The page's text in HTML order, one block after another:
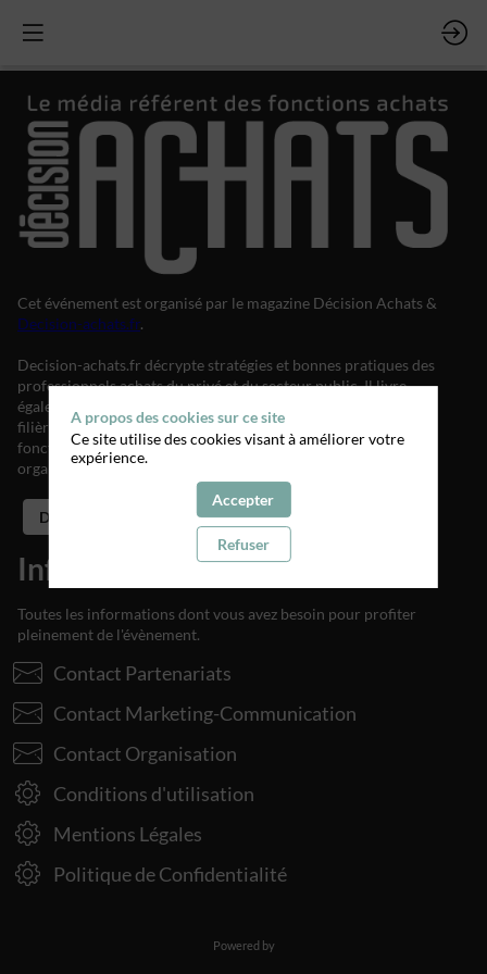
Cet événement est organisé par le magazine Décision Achats &
Decision-achats.fr.
Decision-achats.fr décrypte stratégies et bonnes pratiques des
professionnels achats du privé et du secteur public. Il livre
également les dernières tendances, études, innovations de la
filière et vous donne l’ensemble des clés pour valoriser la
fonction et sa performance dans votre entreprise ou votre
organisation.
Découvrir le site média
Informations Pratiques
Toutes les informations dont vous avez besoin pour profiter
pleinement de l'évènement.
Contact Partenariats
Contact Marketing-Communication
Contact Organisation
Conditions d'utilisation
Mentions Légales
Politique de Confidentialité
Powered by
A propos des cookies sur ce site
Ce site utilise des cookies visant à améliorer votre
expérience.
Accepter
Refuser